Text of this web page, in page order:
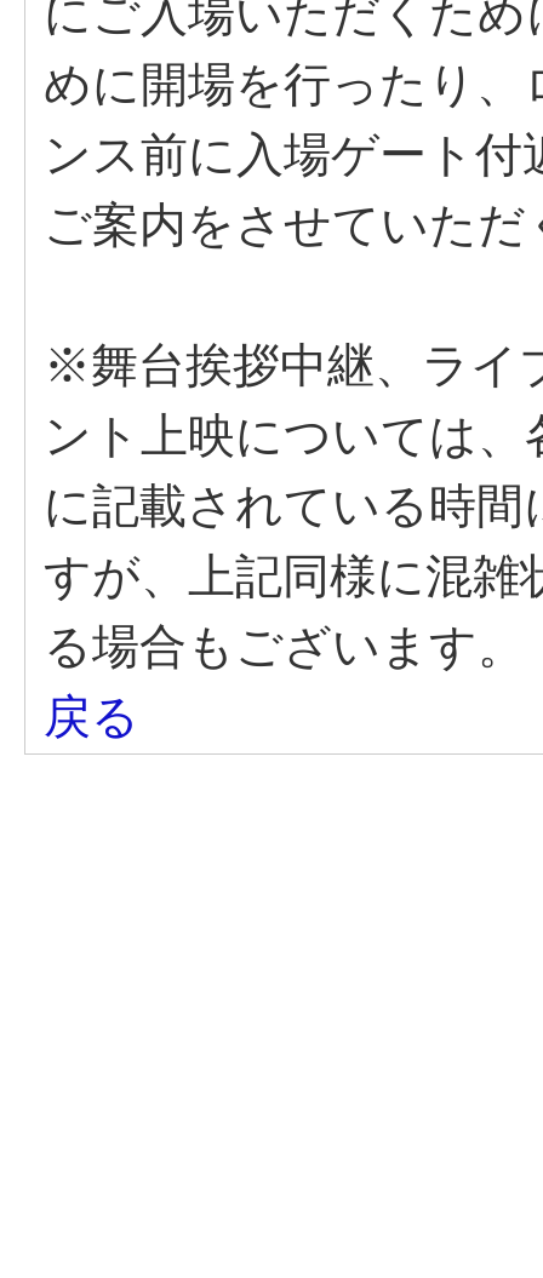
にご入場いただくた
めに開場を行ったり
ンス前に入場ゲート
ご案内をさせていた
※舞台挨拶中継、ライ
ント上映については
に記載されている時
すが、上記同様に混雑
る場合もございます。
戻る